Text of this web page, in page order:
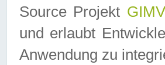
Source Projekt GIMV
und erlaubt
Anwendung zu